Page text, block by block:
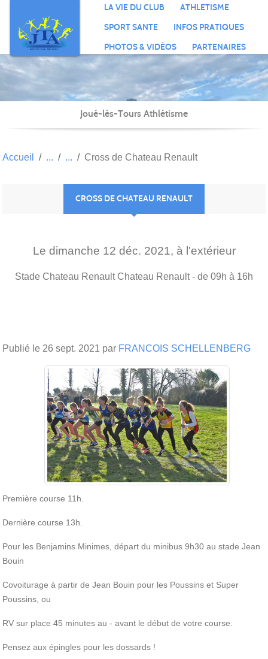
LA VIE DU CLUB
ATHLETISME
SPORT SANTE
INFOS PRATIQUES
PHOTOS & VIDÉOS
PARTENAIRES
Joué-lès-Tours Athlétisme
Accueil Cross de Chateau Renault
CROSS DE CHATEAU RENAULT
Le dimanche 12 déc. 2021, à l'extérieur
Stade Chateau Renault Chateau Renault - de 09h à 16h
Publié le 26 sept. 2021 par FRANCOIS SCHELLENBERG
Première course 11h.
Dernière course 13h.
Pour les Benjamins Minimes, départ du minibus 9h30 au stade Jean
Bouin
Covoiturage à partir de Jean Bouin pour les Poussins et Super
Poussins, ou
RV sur place 45 minutes au - avant le début de votre course.
Pensez aux épingles pour les dossards !
Panneau de gestion des cookies